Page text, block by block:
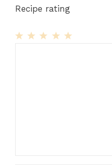
Recipe rating